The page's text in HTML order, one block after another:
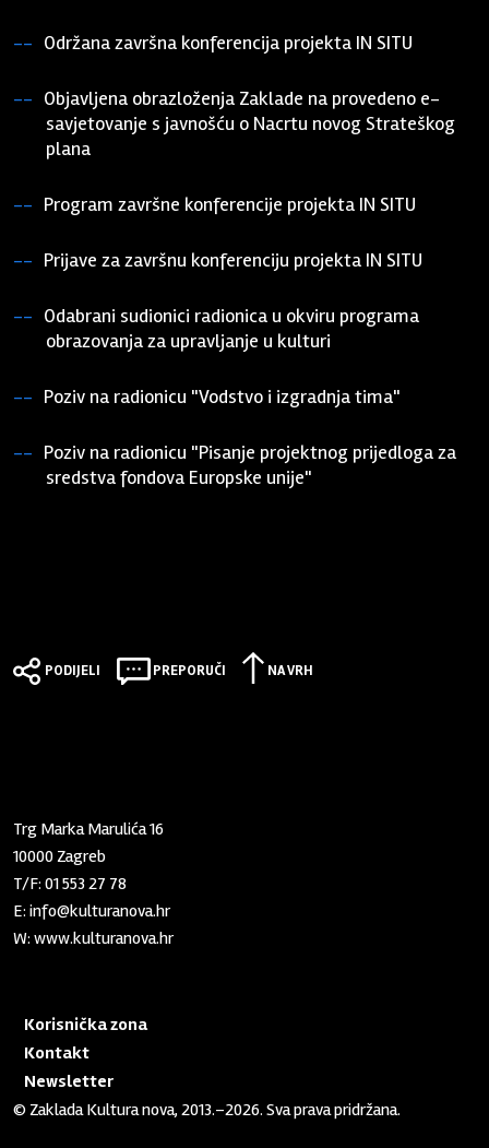
Održana završna konferencija projekta IN SITU
Objavljena obrazloženja Zaklade na provedeno e-
savjetovanje s javnošću o Nacrtu novog Strateškog
plana
Program završne konferencije projekta IN SITU
Prijave za završnu konferenciju projekta IN SITU
Odabrani sudionici radionica u okviru programa
obrazovanja za upravljanje u kulturi
Poziv na radionicu "Vodstvo i izgradnja tima"
Poziv na radionicu "Pisanje projektnog prijedloga za
sredstva fondova Europske unije"
PODIJELI PREPORUČI NA VRH
Trg Marka Marulića 16
10000 Zagreb
T/F:01 553 27 78
E:info@kulturanova.hr
W:www.kulturanova.hr
Korisnička zona
Kontakt
Newsletter
© Zaklada Kultura nova, 2013.–2026. Sva prava pridržana.